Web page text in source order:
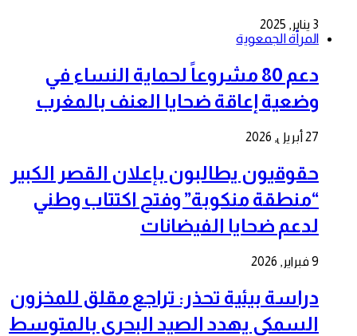
3 يناير, 2025
المرأة الجمعوية
دعم 80 مشروعاً لحماية النساء في
وضعية إعاقة ضحايا العنف بالمغرب
27 أبريل, 2026
حقوقيون يطالبون بإعلان القصر الكبير
“منطقة منكوبة” وفتح اكتتاب وطني
لدعم ضحايا الفيضانات
9 فبراير, 2026
دراسة بيئية تحذر: تراجع مقلق للمخزون
السمكي يهدد الصيد البحري بالمتوسط